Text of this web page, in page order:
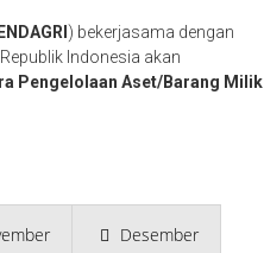
) bekerjasama dengan
Indonesia akan
Pengelolaan Aset/Barang Milik
Desember